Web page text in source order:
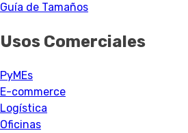
Guía de Tamaños
Usos Comerciales
PyMEs
E-commerce
Logística
Oficinas